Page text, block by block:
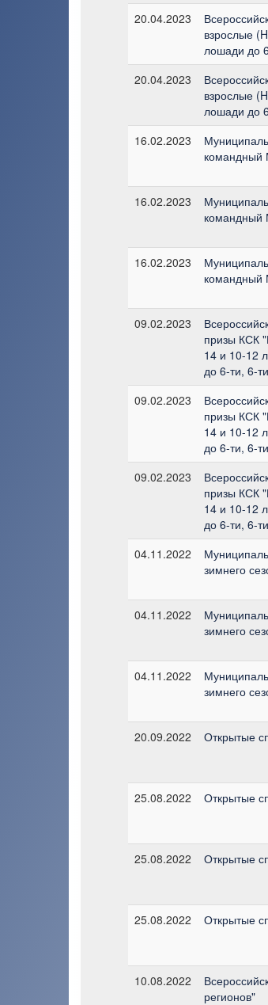
20.04.2023
взрослые
лошади до
20.04.2023
взрослые
лошади до
16.02.2023
командный
16.02.2023
командный
16.02.2023
командный
09.02.2023
призы КСК
14 и 10-12
до 6-ти, 6-
09.02.2023
призы КСК
14 и 10-12
до 6-ти, 6-
09.02.2023
призы КСК
14 и 10-12
до 6-ти, 6-
04.11.2022
зимнего
04.11.2022
зимнего
04.11.2022
зимнего
20.09.2022
Открытые
25.08.2022 Открытые
25.08.2022 Открытые
25.08.2022 Открытые
10.08.2022
регионов"